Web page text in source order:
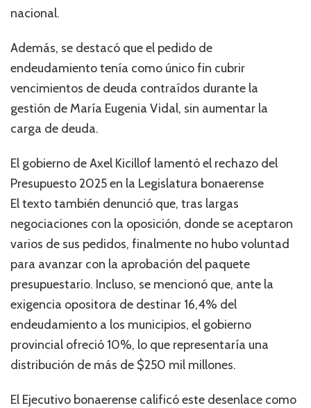
nacional.
Además, se destacó que el pedido de
endeudamiento tenía como único fin cubrir
vencimientos de deuda contraídos durante la
gestión de María Eugenia Vidal, sin aumentar la
carga de deuda.
El gobierno de Axel Kicillof lamentó el rechazo del
Presupuesto 2025 en la Legislatura bonaerense
El texto también denunció que, tras largas
negociaciones con la oposición, donde se aceptaron
varios de sus pedidos, finalmente no hubo voluntad
para avanzar con la aprobación del paquete
presupuestario. Incluso, se mencionó que, ante la
exigencia opositora de destinar 16,4% del
endeudamiento a los municipios, el gobierno
provincial ofreció 10%, lo que representaría una
distribución de más de $250 mil millones.
El Ejecutivo bonaerense calificó este desenlace como